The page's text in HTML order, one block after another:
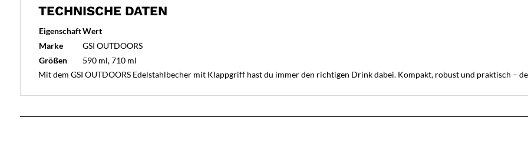
TECHNISCHE DATEN
EigenschaftWert
Marke
GSI OUTDOORS
Größen
590 ml, 710 ml
Mit dem GSI OUTDOORS Edelstahlbecher mit Klappgriff hast du immer den richtigen Drink dabei. Kompakt, robust und praktisch –